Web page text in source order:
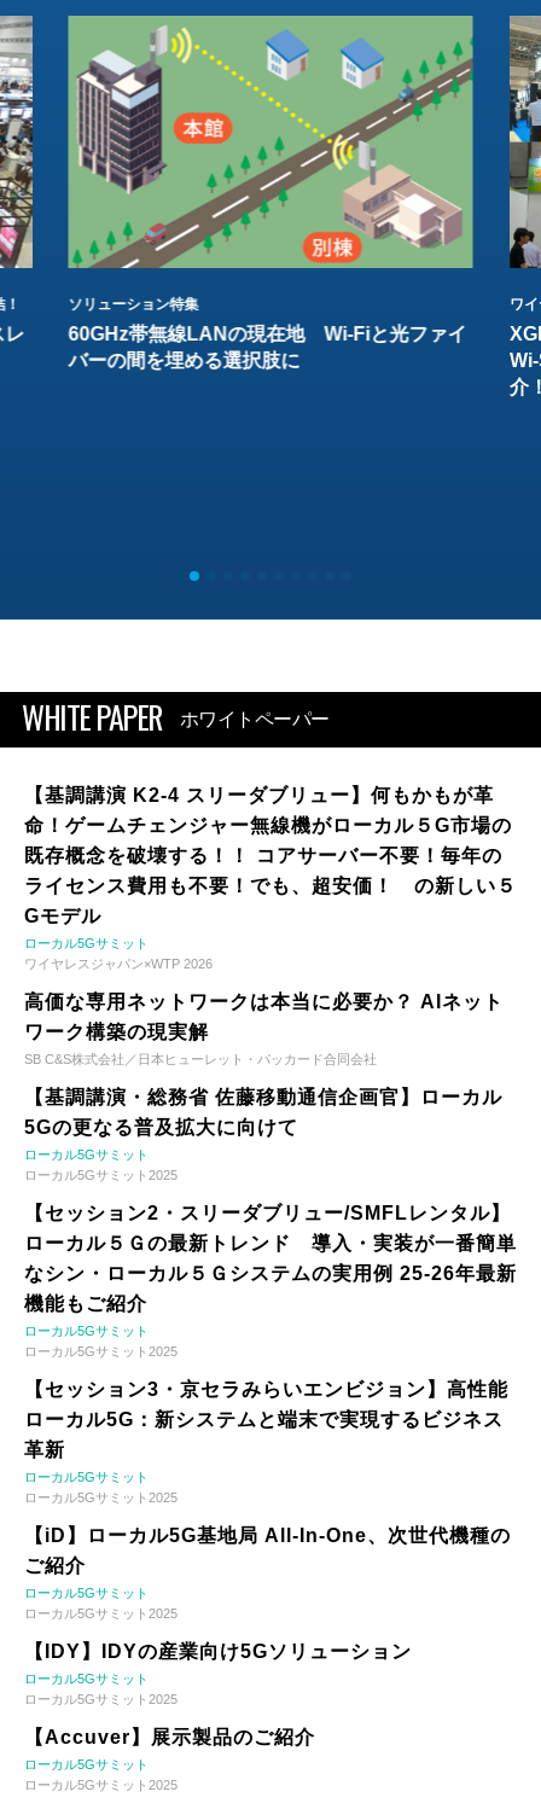
レ
ソリューション特集
60GHz帯無線LANの現在地 Wi-Fiと光ファイ
バーの間を埋める選択肢に
ワ
介
WHITE PAPER ホワイトペーパー
【基調講演 K2-4 スリーダブリュー】何もかもが革
命！ゲームチェンジャー無線機がローカル５G市場の
既存概念を破壊する！！ コアサーバー不要！毎年の
ライセンス費用も不要！でも、超安価！ の新しい５
Gモデル
ローカル5Gサミット
ワイヤレスジャパン×WTP 2026
高価な専用ネットワークは本当に必要か？ AIネット
ワーク構築の現実解
SB C&S株式会社／日本ヒューレット・パッカード合同会社
【基調講演・総務省 佐藤移動通信企画官】ローカル
5Gの更なる普及拡大に向けて
ローカル5Gサミット
ローカル5Gサミット2025
【セッション2・スリーダブリュー/SMFLレンタル】
ローカル５Ｇの最新トレンド 導入・実装が一番簡単
なシン・ローカル５Ｇシステムの実用例 25-26年最新
機能もご紹介
ローカル5Gサミット
ローカル5Gサミット2025
【セッション3・京セラみらいエンビジョン】高性能
ローカル5G：新システムと端末で実現するビジネス
革新
ローカル5Gサミット
ローカル5Gサミット2025
【iD】ローカル5G基地局 All-In-One、次世代機種の
ご紹介
ローカル5Gサミット
ローカル5Gサミット2025
【IDY】IDYの産業向け5Gソリューション
ローカル5Gサミット
ローカル5Gサミット2025
【Accuver】展示製品のご紹介
ローカル5Gサミット
ローカル5Gサミット2025